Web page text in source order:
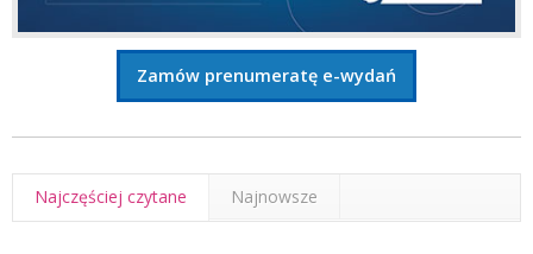
Zamów prenumeratę e-wydań
Najczęściej czytane Najnowsze